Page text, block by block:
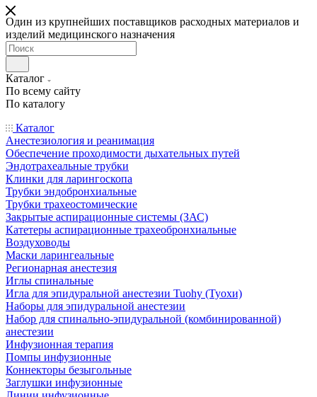
Один из крупнейших поставщиков расходных материалов и
изделий медицинского назначения
Каталог
По всему сайту
По каталогу
Каталог
Анестезиология и реанимация
Обеспечение проходимости дыхательных путей
Эндотрахеальные трубки
Клинки для ларингоскопа
Трубки эндобронхиальные
Трубки трахеостомические
Закрытые аспирационные системы (ЗАС)
Катетеры аспирационные трахеобронхиальные
Воздуховоды
Маски ларингеальные
Регионарная анестезия
Иглы спинальные
Игла для эпидуральной анестезии Tuohy (Туохи)
Наборы для эпидуральной анестезии
Набор для спинально-эпидуральной (комбинированной)
анестезии
Инфузионная терапия
Помпы инфузионные
Коннекторы безыгольные
Заглушки инфузионные